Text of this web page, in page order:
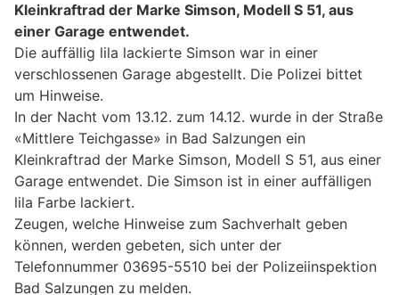
Kleinkraftrad der Marke Simson, Modell S 51, aus
einer Garage entwendet.
Die auffällig lila lackierte Simson war in einer
verschlossenen Garage abgestellt. Die Polizei bittet
um Hinweise.
In der Nacht vom 13.12. zum 14.12. wurde in der Straße
«Mittlere Teichgasse» in Bad Salzungen ein
Kleinkraftrad der Marke Simson, Modell S 51, aus einer
Garage entwendet. Die Simson ist in einer auffälligen
lila Farbe lackiert.
Zeugen, welche Hinweise zum Sachverhalt geben
können, werden gebeten, sich unter der
Telefonnummer 03695-5510 bei der Polizeiinspektion
Bad Salzungen zu melden.